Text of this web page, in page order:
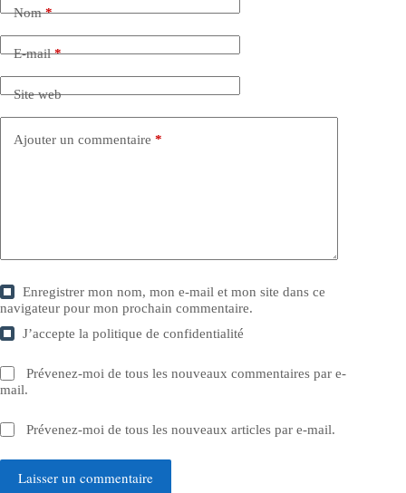
Nom*
E-mail*
Site web
Ajouter un commentaire *
Enregistrer mon nom, mon e-mail et mon site dans ce
navigateur pour mon prochain commentaire.
J’accepte lapolitique de confidentialité
Prévenez-moi de tous les nouveaux commentaires par e-
mail.
Prévenez-moi de tous les nouveaux articles par e-mail.
Laisser un commentaire